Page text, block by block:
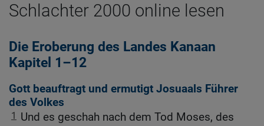
Schlachter 2000 online lesen
Die Eroberung des Landes Kanaan
Kapitel 1–12
Gott beauftragt und ermutigt Josuaals Führer
des Volkes
1
Und es geschah nach dem Tod Moses, des